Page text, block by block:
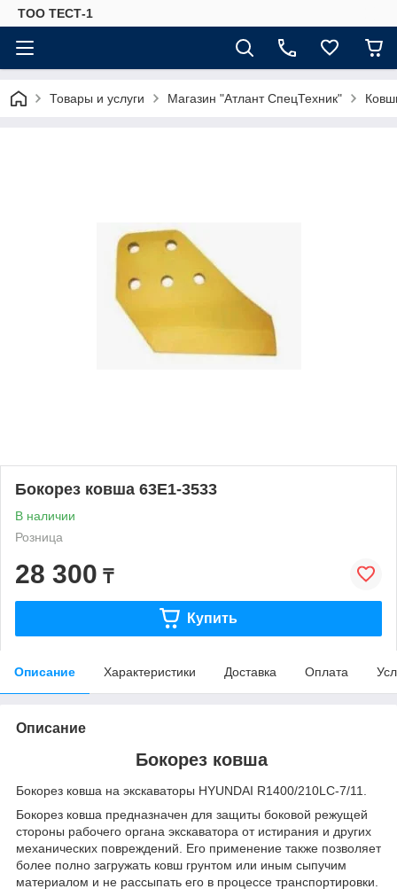
ТОО ТЕСТ-1
Товары и услуги Магазин "Атлант СпецТехник"
Бокорез ковша 63E1-3533
В наличии
Розница
28 300 ₸
Купить
Описание Характеристики Доставка Оплата
Описание
Бокорез ковша
Бокорез ковша на экскаваторы HYUNDAI R1400/210LC-7/11.
Бокорез ковша предназначен для защиты боковой режущей
стороны рабочего органа экскаватора от истирания и других
механических повреждений. Его применение также позволяет
более полно загружать ковш грунтом или иным сыпучим
материалом и не рассыпать его в процессе транспортировки.